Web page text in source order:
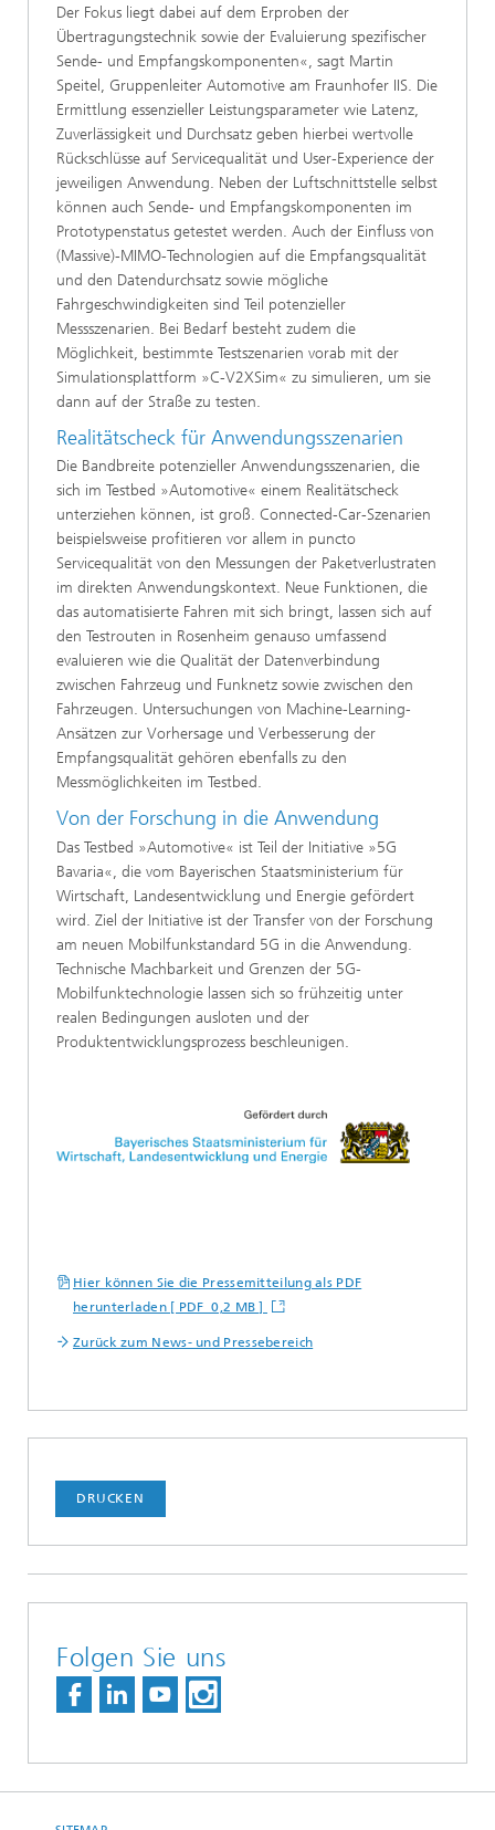
Der Fokus liegt dabei auf dem Erproben der
Übertragungstechnik sowie der Evaluierung spezifischer
Sende- und Empfangskomponenten«, sagt Martin
Speitel, Gruppenleiter Automotive am Fraunhofer IIS. Die
Ermittlung essenzieller Leistungsparameter wie Latenz,
Zuverlässigkeit und Durchsatz geben hierbei wertvolle
Rückschlüsse auf Servicequalität und User-Experience der
jeweiligen Anwendung. Neben der Luftschnittstelle selbst
können auch Sende- und Empfangskomponenten im
Prototypenstatus getestet werden. Auch der Einfluss von
(Massive)-MIMO-Technologien auf die Empfangsqualität
und den Datendurchsatz sowie mögliche
Fahrgeschwindigkeiten sind Teil potenzieller
Messszenarien. Bei Bedarf besteht zudem die
Möglichkeit, bestimmte Testszenarien vorab mit der
Simulationsplattform »C-V2XSim« zu simulieren, um sie
dann auf der Straße zu testen.
Realitätscheck für Anwendungsszenarien
Die Bandbreite potenzieller Anwendungsszenarien, die
sich im Testbed »Automotive« einem Realitätscheck
unterziehen können, ist groß. Connected-Car-Szenarien
beispielsweise profitieren vor allem in puncto
Servicequalität von den Messungen der Paketverlustraten
im direkten Anwendungskontext. Neue Funktionen, die
das automatisierte Fahren mit sich bringt, lassen sich auf
den Testrouten in Rosenheim genauso umfassend
evaluieren wie die Qualität der Datenverbindung
zwischen Fahrzeug und Funknetz sowie zwischen den
Fahrzeugen. Untersuchungen von Machine-Learning-
Ansätzen zur Vorhersage und Verbesserung der
Empfangsqualität gehören ebenfalls zu den
Messmöglichkeiten im Testbed.
Von der Forschung in die Anwendung
Das Testbed »Automotive« ist Teil der Initiative »5G
Bavaria«, die vom Bayerischen Staatsministerium für
Wirtschaft, Landesentwicklung und Energie gefördert
wird. Ziel der Initiative ist der Transfer von der Forschung
am neuen Mobilfunkstandard 5G in die Anwendung.
Technische Machbarkeit und Grenzen der 5G-
Mobilfunktechnologie lassen sich so frühzeitig unter
realen Bedingungen ausloten und der
Produktentwicklungsprozess beschleunigen.
Hier können Sie die Pressemitteilung als PDF
herunterladen [ PDF 0,2 MB ]
Zurück zum News- und Pressebereich
DRUCKEN
Folgen Sie uns